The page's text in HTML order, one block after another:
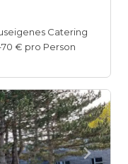
Catering
€ pro Person